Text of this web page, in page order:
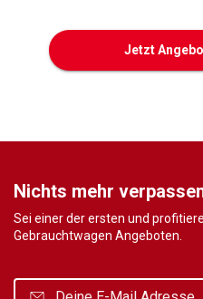
Jetzt
Nichts mehr
Sei einer der ersten und
Gebrauchtwagen Angeboten.